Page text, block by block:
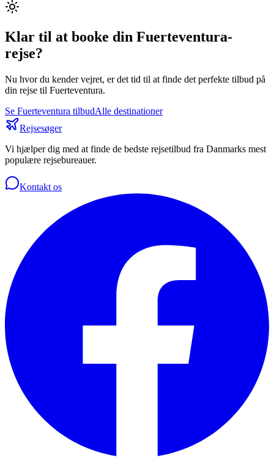
Klar til at booke din Fuerteventura-
rejse?
Nu hvor du kender vejret, er det tid til at finde det perfekte tilbud på
din rejse til Fuerteventura.
Se Fuerteventura tilbudAlle destinationer
Rejsesøger
Vi hjælper dig med at finde de bedste rejsetilbud fra Danmarks mest
populære rejsebureauer.
Kontakt os